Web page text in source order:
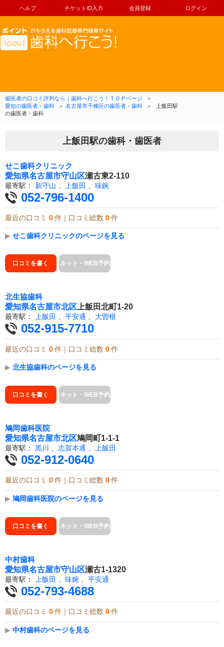
ヘルプ チケットID入力 会員登録 ログイン
コンテンツへ移動
歯医者の口コミ評判なら｜歯科へ行こう！ＴＯＰページ
＞
愛知の歯医者・歯科
＞ 名古屋市千種区の歯医者・歯科 ＞
上飯田駅
の歯医者・歯科
上飯田駅の歯科・歯医者
せこ歯科クリニック
愛知県名古屋市守山区瀬古東2-110
最寄駅： 新守山 上飯田 味鋺
052-796-1400
最近の口コミ 0 件｜口コミ総数 0 件
▶ せこ歯科クリニックのページを見る
口コミを書く ネット・WEB予約
北生協歯科
愛知県名古屋市北区 上飯田北町1-20
最寄駅： 上飯田 、 平安通 、 大曽根
052-915-7710
最近の口コミ 0 件｜口コミ総数 0 件
▶ 北生協歯科のページを見る
口コミを書く ネット・WEB予約
鳩岡歯科医院
愛知県名古屋市北区鳩岡町1-1-1
最寄駅： 黒川 志賀本通 上飯田
052-912-0640
最近の口コミ 0 件｜口コミ総数 0 件
▶ 鳩岡歯科医院のページを見る
口コミを書く ネット・WEB予約
中村歯科
愛知県名古屋市守山区瀬古1-1320
最寄駅： 上飯田 味鋺 平安通
052-793-4688
最近の口コミ 0 件｜口コミ総数 0 件
▶ 中村歯科のページを見る